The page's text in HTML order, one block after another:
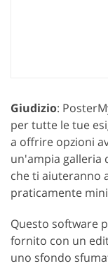
Giudizio:
per tutte le tue
a offrire opzioni
un'ampia galleria
che ti aiuteranno
praticamente
Questo software
fornito con un
uno sfondo